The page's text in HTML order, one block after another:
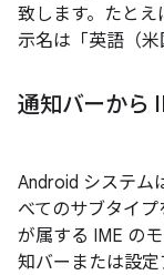
致します。たと
示名は「英語（米
通知バーから
Android システム
べてのサブタイ
が属する IME の
知バーまたは設